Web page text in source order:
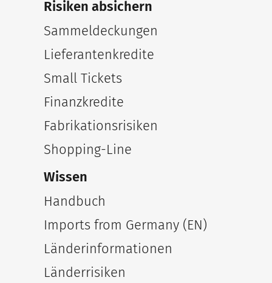
Risiken absichern
Sammeldeckungen
Lieferantenkredite
Small Tickets
Finanzkredite
Fabrikationsrisiken
Shopping-Line
Wissen
Handbuch
Imports from Germany (EN)
Länderinformationen
Länderrisiken